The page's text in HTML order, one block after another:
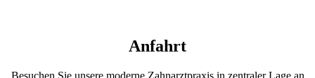
Anfahrt
Besuchen Sie unsere moderne Zahnarztpraxis in zentraler Lage an